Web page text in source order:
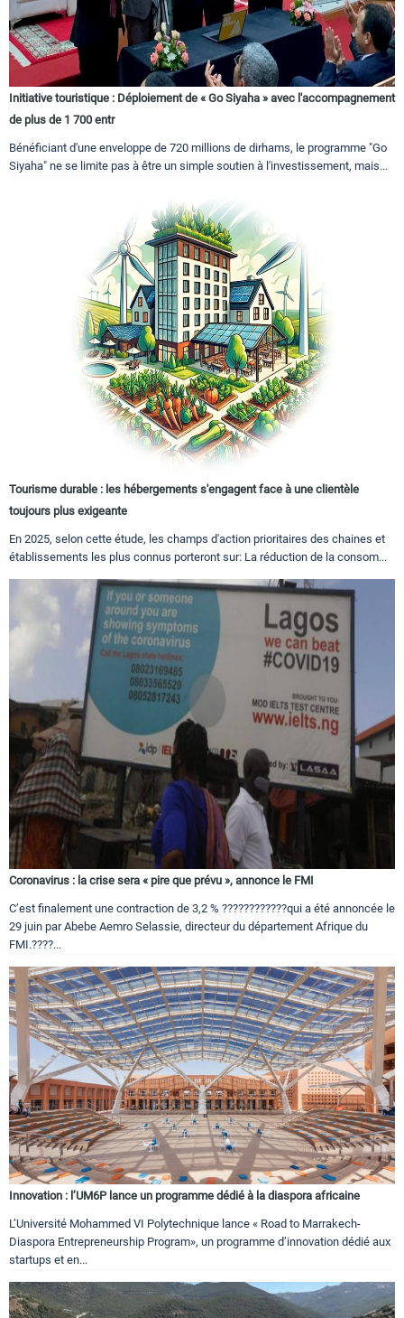
Initiative touristique : Déploiement de « Go Siyaha » avec l'accompagnement
de plus de 1 700 entr
Bénéficiant d'une enveloppe de 720 millions de dirhams, le programme "Go
Siyaha" ne se limite pas à être un simple soutien à l'investissement, mais...
Tourisme durable : les hébergements s'engagent face à une clientèle
toujours plus exigeante
En 2025, selon cette étude, les champs d'action prioritaires des chaines et
établissements les plus connus porteront sur: La réduction de la consom...
Coronavirus : la crise sera « pire que prévu », annonce le FMI
C’est finalement une contraction de 3,2 % ????????????qui a été annoncée le
29 juin par Abebe Aemro Selassie, directeur du département Afrique du
FMI.????...
Innovation : l’UM6P lance un programme dédié à la diaspora africaine
L’Université Mohammed VI Polytechnique lance « Road to Marrakech-
Diaspora Entrepreneurship Program», un programme d’innovation dédié aux
startups et en...